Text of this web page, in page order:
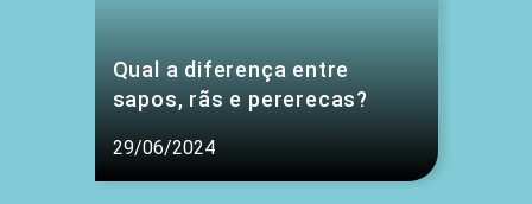
Qual a diferença entre
sapos, rãs e pererecas?
29/06/2024